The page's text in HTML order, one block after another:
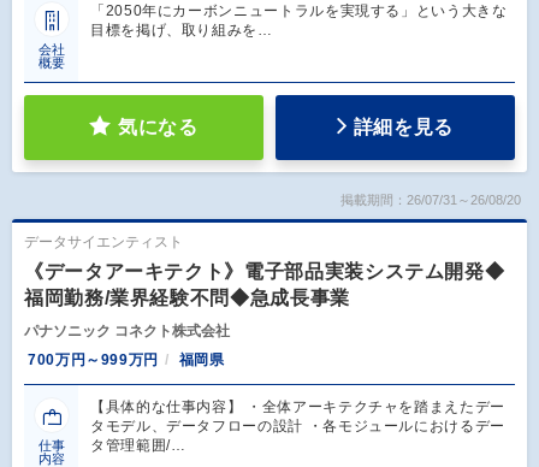
会社
概要
「2050年にカーボンニュートラルを実現する」という大きな
目標を掲げ、取り組みを…
気になる 詳細を見る
掲載期間：26/07/31～26/08/20
データサイエンティスト
《データアーキテクト》電子部品実装システム開発◆
福岡勤務/業界経験不問◆急成長事業
パナソニック コネクト株式会社
700万円～999万円
福岡県
仕事
内容
【具体的な仕事内容】 ・全体アーキテクチャを踏まえたデー
タモデル、データフローの設計 ・各モジュールにおけるデー
タ管理範囲/…